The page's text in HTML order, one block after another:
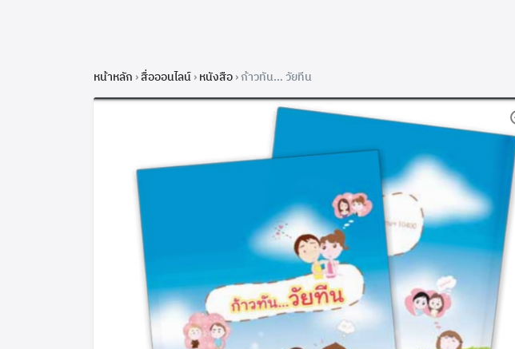
หน้าหลัก ›สื่อออนไลน์ › หนังสือ ›ก้าวทัน… วัยทีน